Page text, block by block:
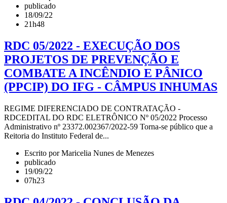
publicado
18/09/22
21h48
RDC 05/2022 - EXECUÇÃO DOS
PROJETOS DE PREVENÇÃO E
COMBATE A INCÊNDIO E PÂNICO
(PPCIP) DO IFG - CÂMPUS INHUMAS
REGIME DIFERENCIADO DE CONTRATAÇÃO -
RDCEDITAL DO RDC ELETRÔNICO Nº 05/2022 Processo
Administrativo nº 23372.002367/2022-59 Torna-se público que a
Reitoria do Instituto Federal de...
Escrito por Maricelia Nunes de Menezes
publicado
19/09/22
07h23